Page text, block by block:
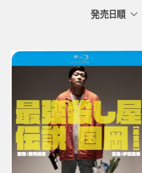
発売日順